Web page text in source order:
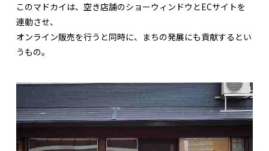
このマドカイは、空き店舗のショーウィンドウとECサイトを
連動させ、
オンライン販売を行うと同時に、まちの発展にも貢献するとい
うもの。